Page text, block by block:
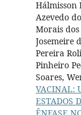
Hálmisson
Azevedo
Morais
Josemeire
Pereira
Pinheiro
Soares,
VACINAL:
ESTADOS